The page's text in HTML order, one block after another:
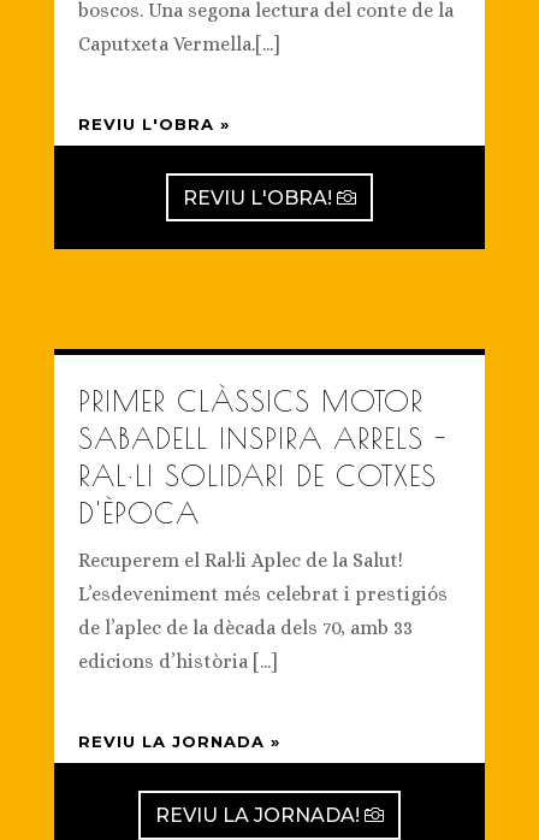
boscos. Una segona lectura del conte de la
Caputxeta Vermella.[...]
REVIU L'OBRA »
REVIU L'OBRA!
PRIMER CLÀSSICS MOTOR
SABADELL INSPIRA ARRELS -
RAL·LI SOLIDARI DE COTXES
D'ÈPOCA
Recuperem el Ral·li Aplec de la Salut!
L’esdeveniment més celebrat i prestigiós
de l’aplec de la dècada dels 70, amb 33
edicions d’història [...]
REVIU LA JORNADA »
REVIU LA JORNADA!